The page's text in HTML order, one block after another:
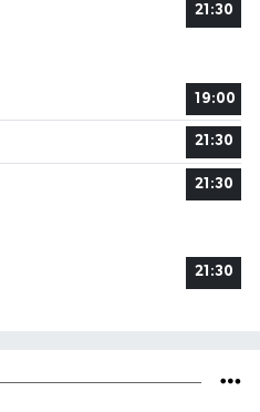
21:30
19:00
21:30
21:30
21:30